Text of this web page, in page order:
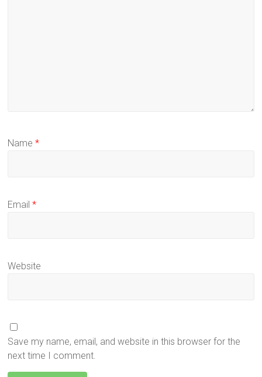
Name*
Email*
Website
Save my name, email, and website in this browser for the
next time I comment.